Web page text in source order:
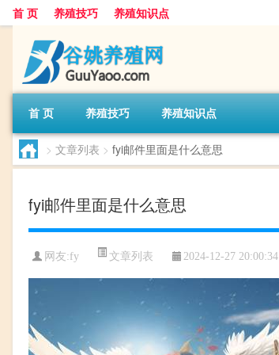
首 页 养殖技巧 养殖知识点
首 页 养殖技巧 养殖知识点
> 文章列表 > fyi邮件里面是什么意思
fyi邮件里面是什么意思
网友:fy 文章列表 2024-12-27 20:00:34